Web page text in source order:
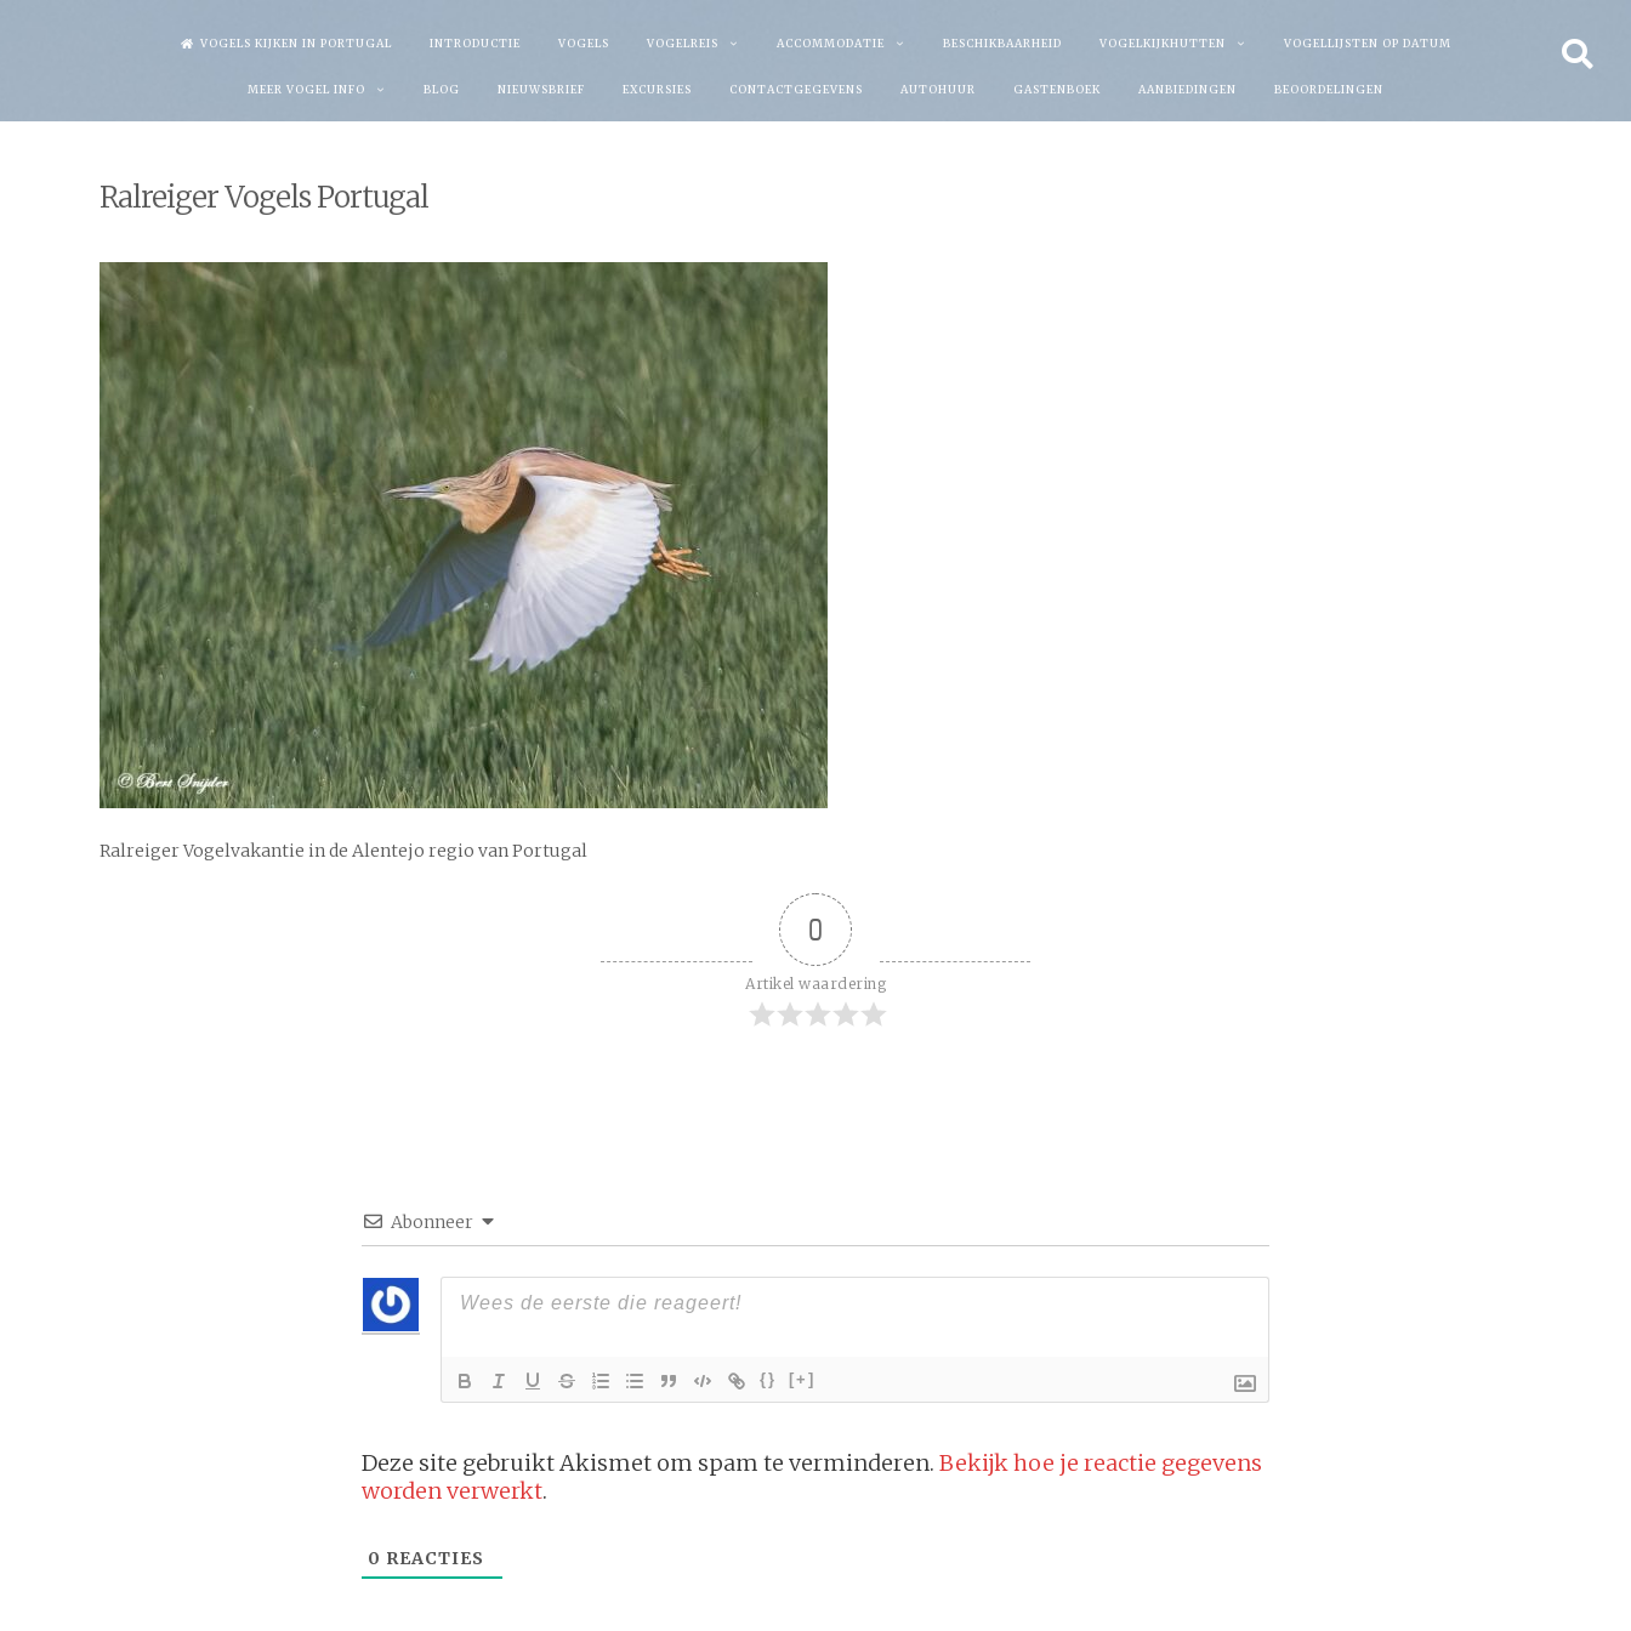
VOGELS KIJKEN IN PORTUGAL INTRODUCTIE VOGELS VOGELREIS ACCOMMODATIE BESCHIKBAARHEID VOGELKIJKHUTTEN VOGELLIJSTEN OP DATUM
MEER VOGEL INFO BLOG NIEUWSBRIEF EXCURSIES CONTACTGEGEVENS AUTOHUUR GASTENBOEK AANBIEDINGEN BEOORDELINGEN
Ralreiger Vogels Portugal
Ralreiger Vogelvakantie in de Alentejo regio van Portugal
0
Artikel waardering
Abonneer
{} [+]
Deze site gebruikt Akismet om spam te verminderen. Bekijk hoe je reactie gegevens
worden verwerkt.
0 REACTIES